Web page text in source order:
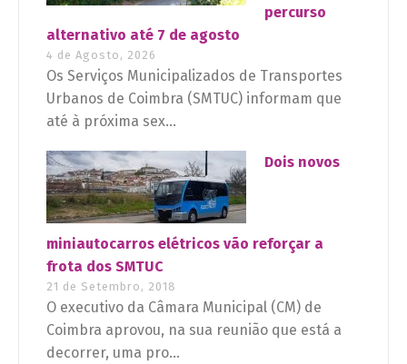
percurso
alternativo até 7 de agosto
4 de Agosto, 2026
Os Serviços Municipalizados de Transportes
Urbanos de Coimbra (SMTUC) informam que
até à próxima sex...
Dois novos
miniautocarros elétricos vão reforçar a
frota dos SMTUC
21 de Setembro, 2018
O executivo da Câmara Municipal (CM) de
Coimbra aprovou, na sua reunião que está a
decorrer, uma pro...